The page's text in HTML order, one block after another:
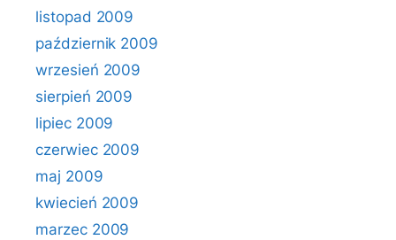
listopad 2009
październik 2009
wrzesień 2009
sierpień 2009
lipiec 2009
czerwiec 2009
maj 2009
kwiecień 2009
marzec 2009